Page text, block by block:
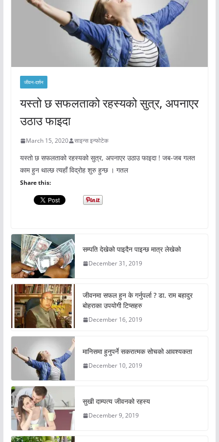
जीवन-दर्शन
यस्तो छ सफलताको रहस्यको सुत्र, अपनाएर
उठाउ फाइदा
March 15, 2020 साइन्स इन्फोटेक
यस्तो छ सफलताको रहस्यको सुत्र, अपनाएर उठाउ फाइदा ! जब-जब गलत
काम हुन थाल्छ त्यहाँ विद्रोह शुरु हुन्छ । गतल
Share this:
सम्पति देखेको पाइदैन पाइन्छ मात्र लेखेको
December 31, 2019
जीवनमा सफल हुन के गर्नुपर्ला ? डा. राम बहादुर
बोहराका उपयोगी टिप्सहरु
December 16, 2019
मानिसमा हुनुपर्ने सकरात्मक सोचको आवश्यकता
December 10, 2019
सुखी दाम्पत्य जीवनको रहस्य
December 9, 2019